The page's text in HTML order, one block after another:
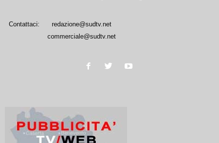
Contattaci:
redazione@sudtv.net
commerciale@sudtv.net